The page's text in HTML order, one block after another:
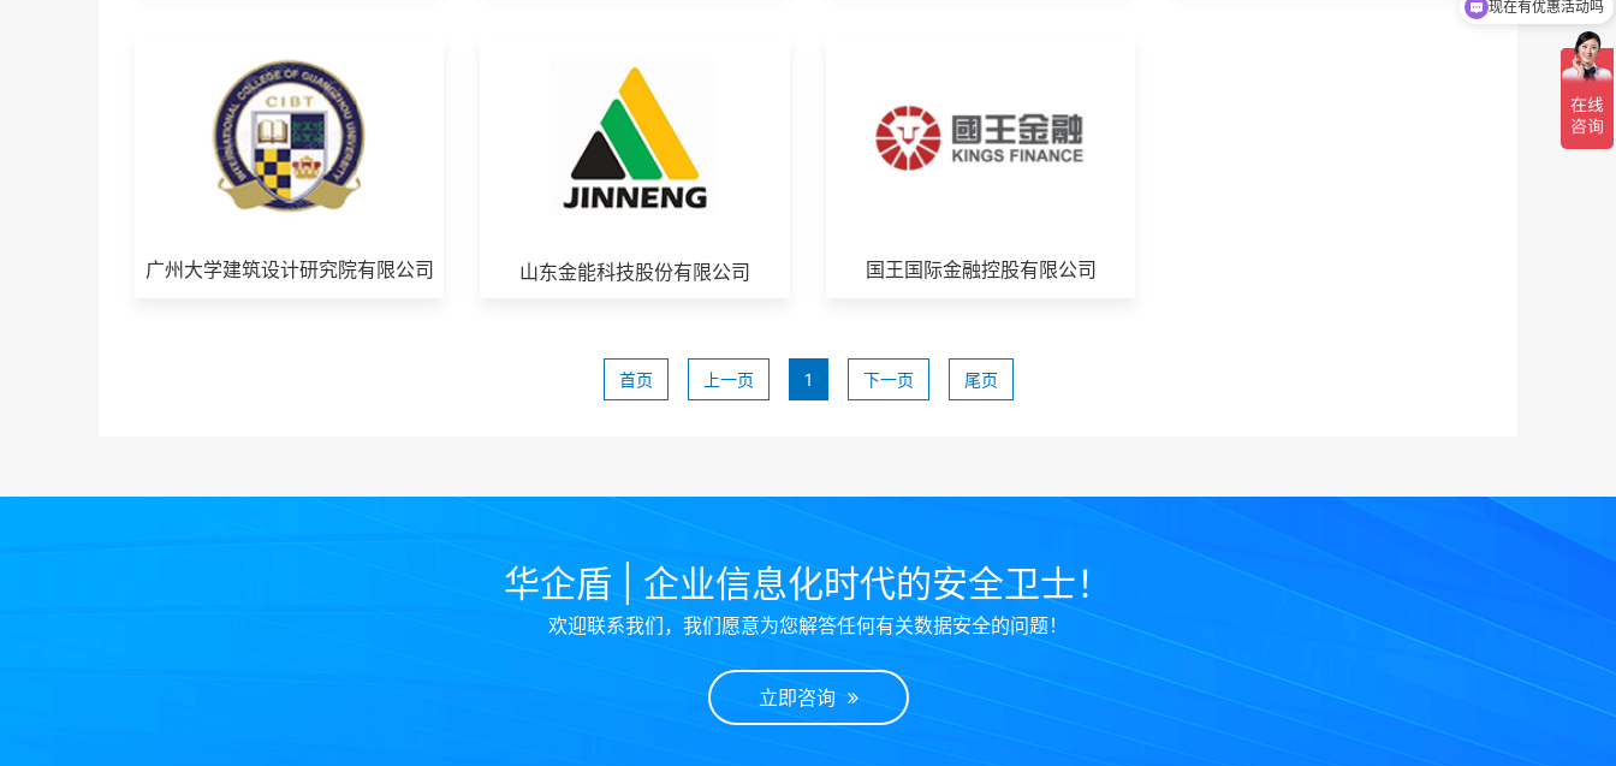
广州大学建筑设计研究院有限公司 山东金能科技股份有限公司 国王国际金融控股有限公司
首页 上一页 1 下一页 尾页
华企盾 | 企业信息化时代的安全卫士！
欢迎联系我们，我们愿意为您解答任何有关数据安全的问题！
立即咨询
可以介绍下你们的产品么